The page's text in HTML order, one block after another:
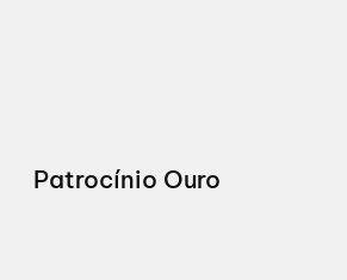
Patrocínio Ouro